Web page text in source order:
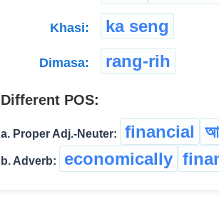
Khasi: ka seng
Dimasa: rang-rih
Different POS:
a. Proper Adj.-Neuter: financial
b. Adverb: economically